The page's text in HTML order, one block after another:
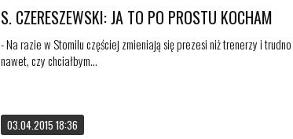
S. CZERESZEWSKI: JA TO PO PROSTU KOCHAM
- Na razie w Stomilu częściej zmieniają się prezesi niż trenerzy i
nawet, czy chciałbym...
03.04.2015 18:36